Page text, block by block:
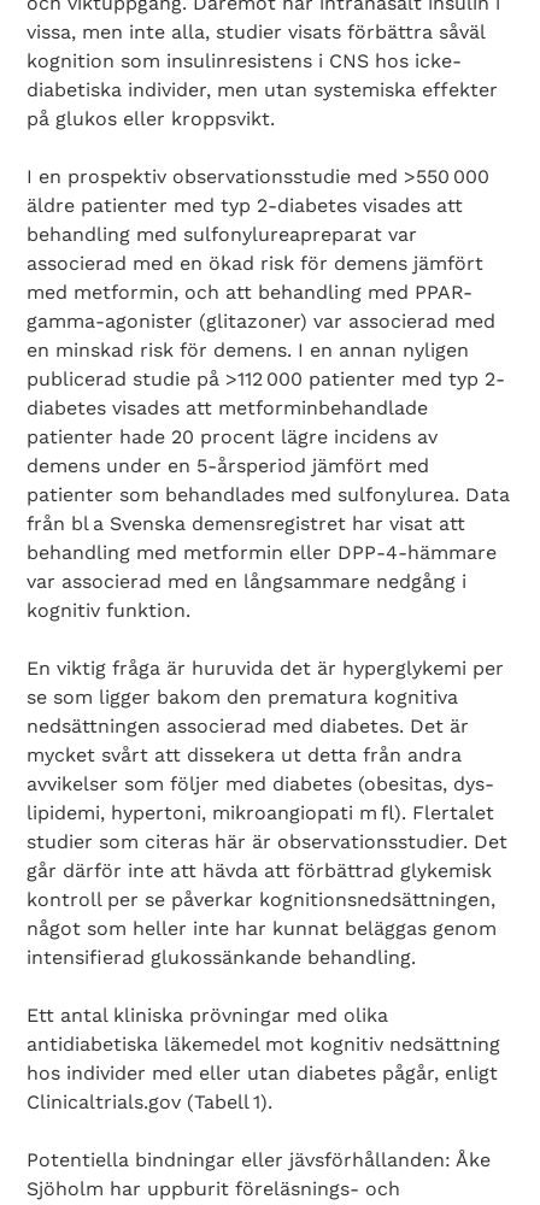
vissa, men inte alla, studier visats förbättra såväl
kognition som insulinresistens i CNS hos icke-
diabetiska individer, men utan systemiska effekter
på glukos eller kroppsvikt.
I en prospektiv observationsstudie med >550 000
äldre patienter med typ 2-dia­betes visades att
behandling med sulfonylureapreparat var
associerad med en ökad risk för demens jämfört
med metformin, och att behandling med PPAR-
gamma-­agonister (glitazoner) var associerad med
en minskad risk för demens. I en annan nyligen
publicerad studie på >112 000 patienter med typ 2-
diabetes visades att metforminbehandlade
patienter hade 20 procent lägre incidens av
demens under en 5-årsperiod jämfört med
patienter som behandlades med sulfonylurea. Data
från bl a Svenska demensregistret har visat att
behandling med metformin eller DPP-4-hämmare
var associerad med en långsammare nedgång i
kognitiv funktion.
En viktig fråga är huruvida det är hyperglykemi per
se som ligger bakom den prematura kognitiva
nedsättningen associerad med diabetes. Det är
mycket svårt att dissekera ut detta från andra
avvikelser som följer med diabetes (obesitas, dys­
lipidemi, hypertoni, mikroangiopati m fl). Flertalet
studier som citeras här är observationsstudier. Det
går därför inte att hävda att förbättrad glykemisk
kontroll per se påverkar kognitionsnedsättningen,
något som heller inte har kunnat beläggas genom
intensifierad glukossänkande behandling.
Ett antal kliniska prövningar med olika
antidiabetiska läkemedel mot kognitiv nedsättning
hos individer med eller utan diabetes pågår, enligt
Clinicaltrials.gov (Tabell 1).
Potentiella bindningar eller jävsförhållanden: Åke
Sjöholm har uppburit föreläsnings- och